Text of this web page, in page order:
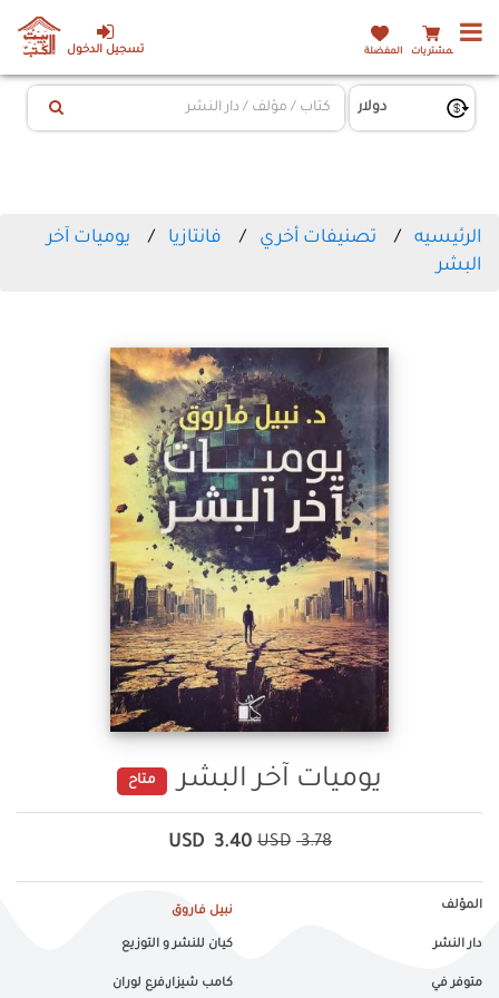
تسجيل الدخول المشتريات المفضلة
الرئيسيه تصنيفات أخري فانتازيا
يوميات آخر
البشر
يوميات آخر البشر متاح
3.78
USD
3.40
USD
المؤلف نبيل فاروق
دار النشر كيان للنشر و التوزيع
متوفر في كامب شيزار,فرع لوران